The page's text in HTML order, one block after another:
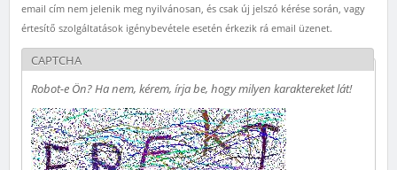
email cím nem jelenik meg nyilvánosan, és csak új jelszó kérése során, vagy
értesítő szolgáltatások igénybevétele esetén érkezik rá email üzenet.
CAPTCHA
Robot-e Ön? Ha nem, kérem, írja be, hogy milyen karaktereket lát!